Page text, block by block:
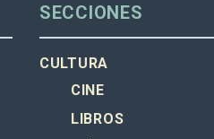
SECCIONES
CULTURA
CINE
LIBROS